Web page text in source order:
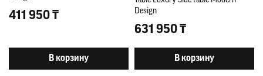
411 950 ₸
В корзину
Design
631 950 ₸
В корзину